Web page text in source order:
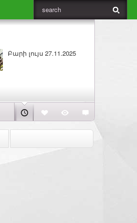
Բարի լույս 26.11.2025